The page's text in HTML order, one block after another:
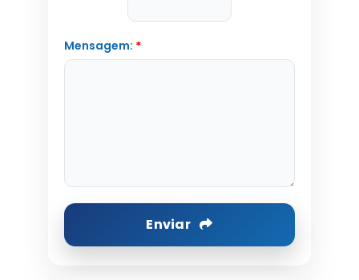
Mensagem: *
Enviar